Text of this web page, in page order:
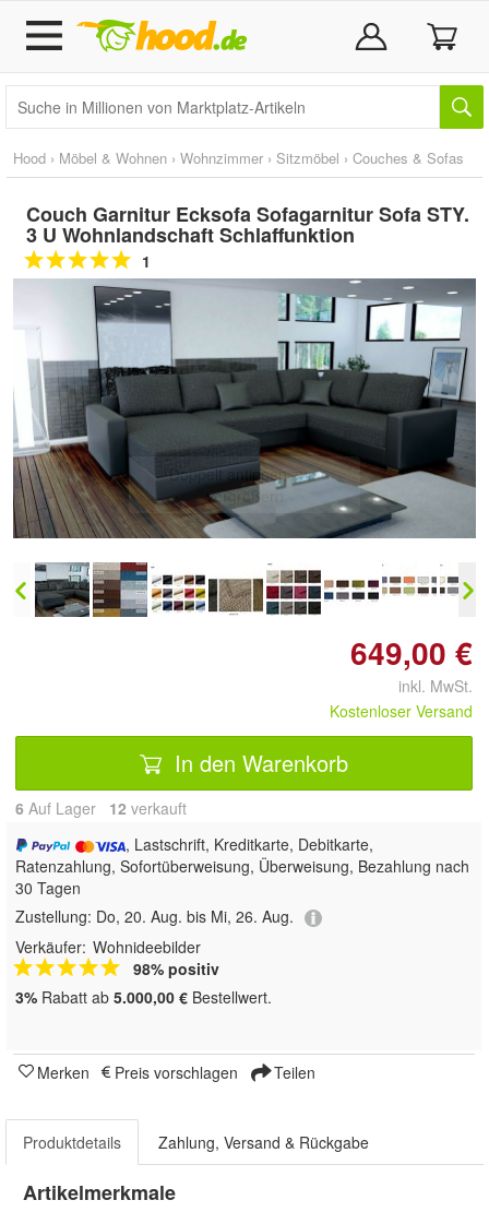
Hood › Möbel & Wohnen › Wohnzimmer › Sitzmöbel › Couches & Sofas
Couch Garnitur Ecksofa Sofagarnitur Sofa STY.
3 U Wohnlandschaft Schlaffunktion
1
Doppelt antippen zum
vergrößern
649,00 €
inkl. MwSt.
Kostenloser Versand
In den Warenkorb
6 Auf Lager 12 verkauft
, Lastschrift, Kreditkarte, Debitkarte,
Ratenzahlung, Sofortüberweisung, Überweisung, Bezahlung nach
30 Tagen
Zustellung: Do, 20. Aug. bis Mi, 26. Aug.
Verkäufer: Wohnideebilder
98% positiv
3% Rabatt ab 5.000,00 € Bestellwert.
Merken Preis vorschlagen Teilen
Produktdetails Zahlung, Versand & Rückgabe
Artikelmerkmale